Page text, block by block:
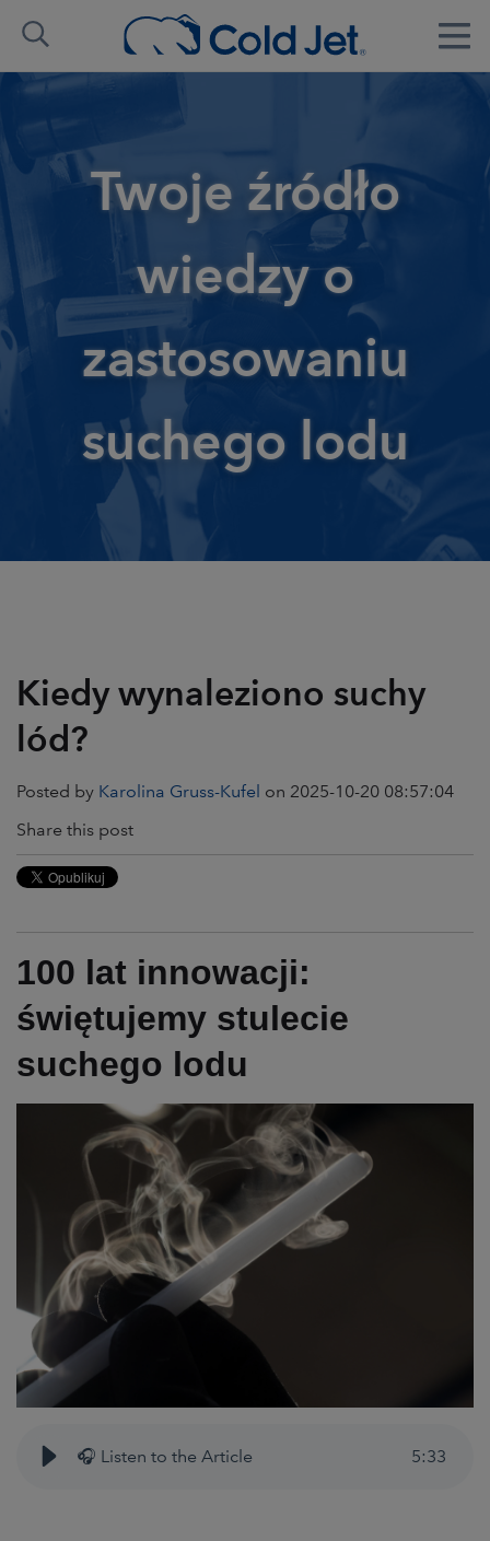
Twoje źródło
wiedzy o
zastosowaniu
suchego lodu
Kiedy wynaleziono suchy
lód?
Posted by Karolina Gruss-Kufel on 2025-10-20 08:57:04
Share this post
100 lat innowacji:
świętujemy stulecie
suchego lodu
🎧 Listen to the Article 5:33